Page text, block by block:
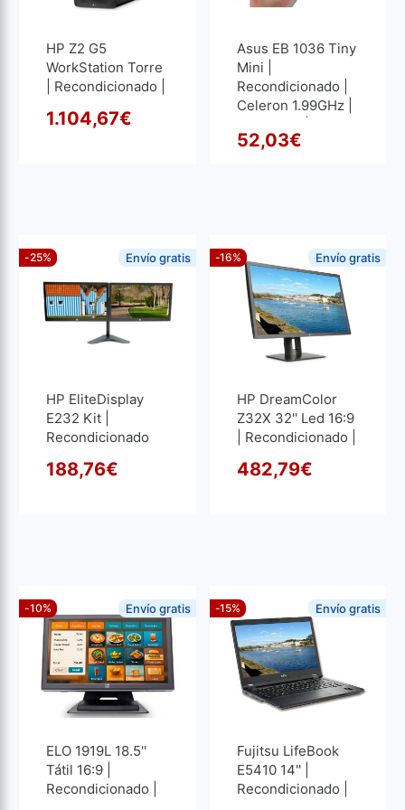
HP Z2 G5
WorkStation Torre
| Recondicionado |
32 GB RAM | 1024
O preço original era:
1.104,67€
O preço atual é: 1.104,67€.
Asus EB 1036 Tiny
Mini |
Recondicionado |
Celeron 1.99GHz |
GB HDD
52,03€
HP EliteDisplay
E232 Kit |
Recondicionado
O preço original era:
188,76€
O preço atual é: 188,76€.
-25% Envío gratis
HP DreamColor
Z32X 32'' Led 16:9
| Recondicionado |
482,79€
-16% Envío gratis
ELO 1919L 18.5''
Tátil 16:9 |
Recondicionado |
-10% Envío gratis
Fujitsu LifeBook
E5410 14'' |
Recondicionado |
-15% Envío gratis